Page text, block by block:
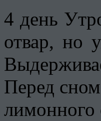
4 день
отвар, но
Перед
лимонного